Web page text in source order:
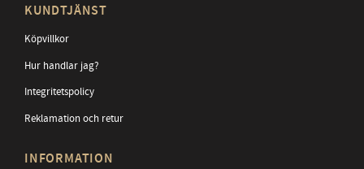
KUNDTJÄNST
Köpvillkor
Hur handlar jag?
Integritetspolicy
Reklamation och retur
INFORMATION